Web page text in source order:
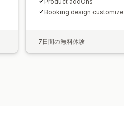
Booking design customize
7日間の無料体験